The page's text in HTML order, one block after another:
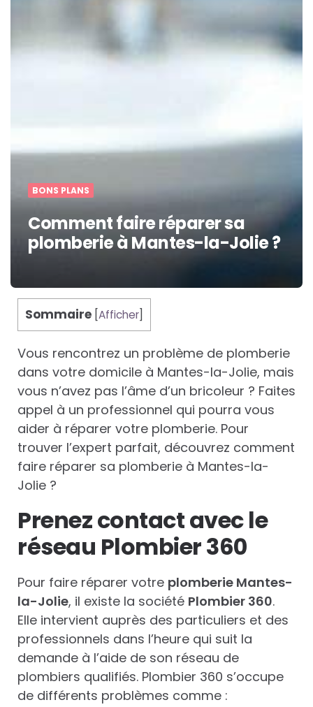
BONS PLANS
Comment faire réparer sa
plomberie à Mantes-la-Jolie ?
Sommaire Afficher
Vous rencontrez un problème de plomberie
dans votre domicile à Mantes-la-Jolie, mais
vous n’avez pas l’âme d’un bricoleur ? Faites
appel à un professionnel qui pourra vous
aider à réparer votre plomberie. Pour
trouver l’expert parfait, découvrez comment
faire réparer sa plomberie à Mantes-la-
Jolie ?
Prenez contact avec le
réseau Plombier 360
Pour faire réparer votre plomberie Mantes-
la-Jolie, il existe la société Plombier 360.
Elle intervient auprès des particuliers et des
professionnels dans l’heure qui suit la
demande à l’aide de son réseau de
plombiers qualifiés. Plombier 360 s’occupe
de différents problèmes comme :